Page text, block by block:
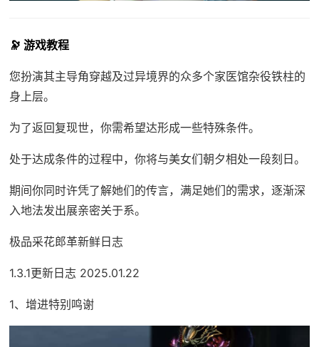
🔭 游戏教程
您扮演其主导角穿越及过异境界的众多个家医馆杂役铁柱的
身上层。
为了返回复现世，你需希望达形成一些特殊条件。
处于达成条件的过程中， 你将与美女们朝夕相处一段刻日。
期间你同时许凭了解她们的传言，满足她们的需求，逐渐深
入地法发出展亲密关于系。
极品采花郎革新鲜日志
1.3.1更新日志 2025.01.22
1、增进特别鸣谢